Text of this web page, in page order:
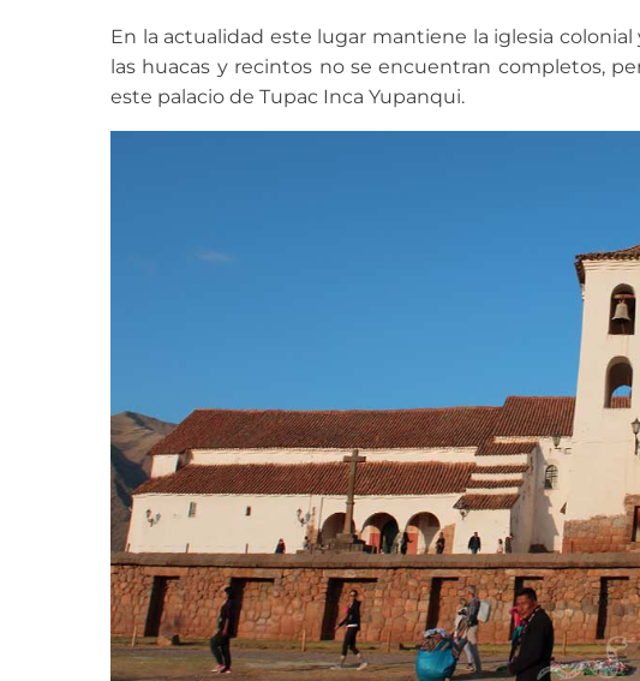
En la actualidad este lugar mantiene la iglesia
las huacas y recintos no se encuentran completos,
este palacio de Tupac Inca Yupanqui.